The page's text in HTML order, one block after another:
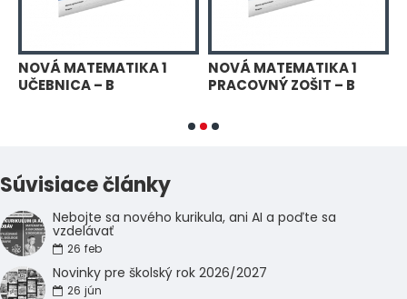
NOVÁ MATEMATIKA 1
UČEBNICA – B
NOVÁ MATEMATIKA 1
PRACOVNÝ ZOŠIT – B
Súvisiace články
Nebojte sa nového kurikula, ani AI a poďte sa
vzdelávať
26 feb
Novinky pre školský rok 2026/2027
26 jún